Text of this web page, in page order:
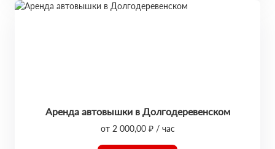
Аренда автовышки в Долгодеревенском
от 2 000,00 ₽ / час